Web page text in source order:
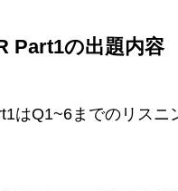
Part1の出題内容
はQ1~6までのリスニ